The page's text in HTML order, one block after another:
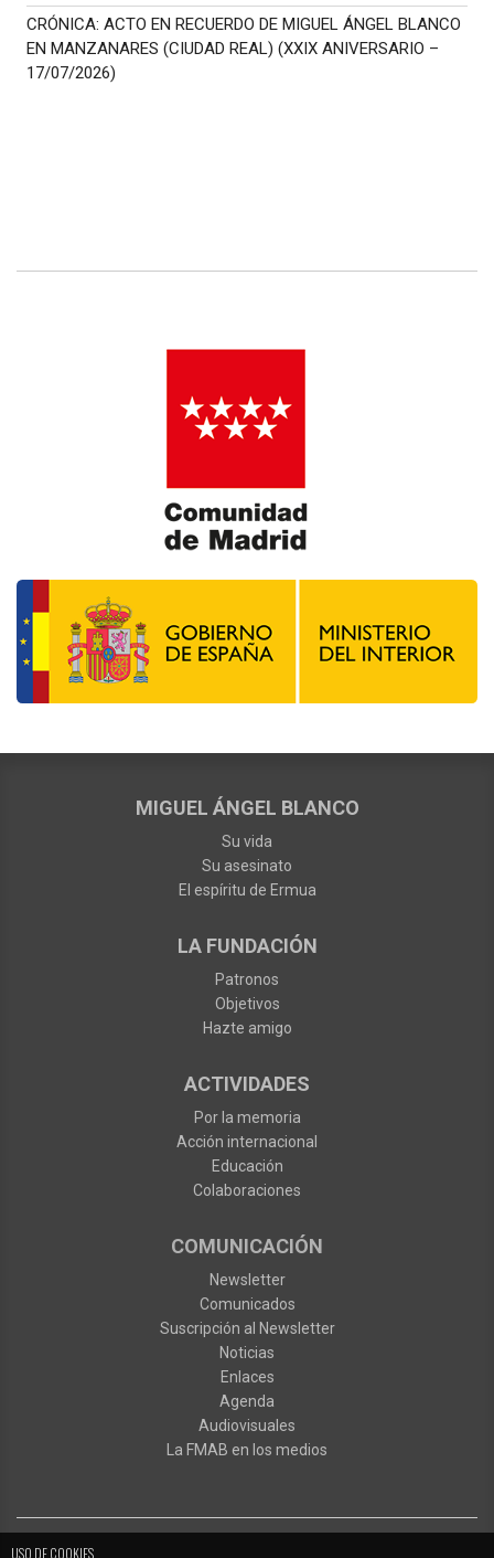
USO DE COOKIES
CRÓNICA: ACTO EN RECUERDO DE MIGUEL ÁNGEL BLANCO
EN MANZANARES (CIUDAD REAL) (XXIX ANIVERSARIO –
17/07/2026)
MIGUEL ÁNGEL BLANCO
Su vida
Su asesinato
El espíritu de Ermua
LA FUNDACIÓN
Patronos
Objetivos
Hazte amigo
ACTIVIDADES
Por la memoria
Acción internacional
Educación
Colaboraciones
COMUNICACIÓN
Newsletter
Comunicados
Suscripción al Newsletter
Noticias
Enlaces
Agenda
Audiovisuales
La FMAB en los medios